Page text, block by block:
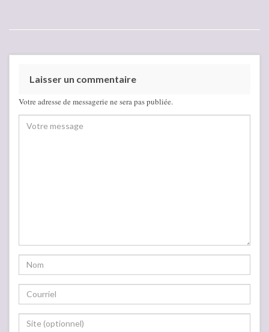
Laisser un commentaire
Votre adresse de messagerie ne sera pas publiée.